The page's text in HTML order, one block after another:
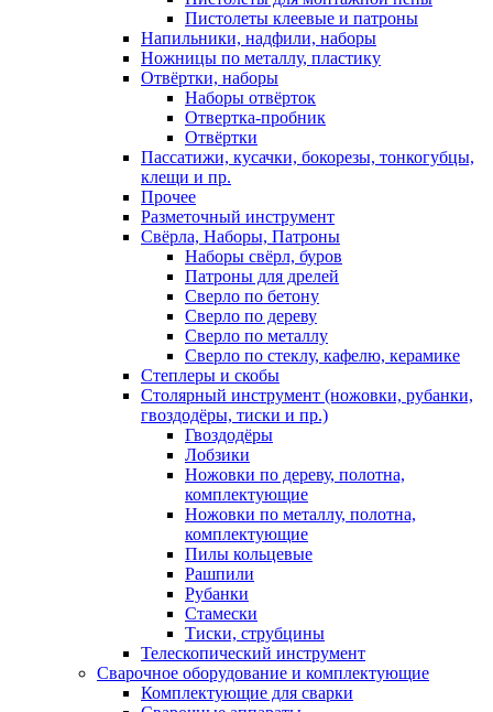
Пистолеты клеевые и патроны
Напильники, надфили, наборы
Ножницы по металлу, пластику
Отвёртки, наборы
Наборы отвёрток
Отвертка-пробник
Отвёртки
Пассатижи, кусачки, бокорезы, тонкогубцы,
клещи и пр.
Прочее
Разметочный инструмент
Свёрла, Наборы, Патроны
Наборы свёрл, буров
Патроны для дрелей
Сверло по бетону
Сверло по дереву
Сверло по металлу
Сверло по стеклу, кафелю, керамике
Степлеры и скобы
Столярный инструмент (ножовки, рубанки,
гвоздодёры, тиски и пр.)
Гвоздодёры
Лобзики
Ножовки по дереву, полотна,
комплектующие
Ножовки по металлу, полотна,
комплектующие
Пилы кольцевые
Рашпили
Рубанки
Стамески
Тиски, струбцины
Телескопический инструмент
Сварочное оборудование и комплектующие
Комплектующие для сварки